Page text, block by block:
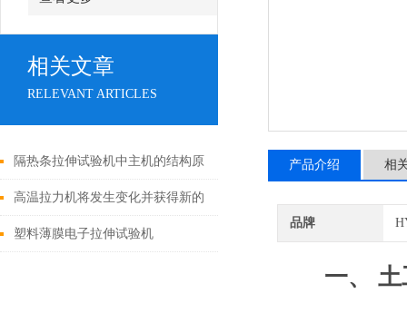
相关文章
RELEVANT ARTICLES
隔热条拉伸试验机中主机的结构原
理说明
高温拉力机将发生变化并获得新的
发展
塑料薄膜电子拉伸试验机
产品介绍 相
品牌
一、 土